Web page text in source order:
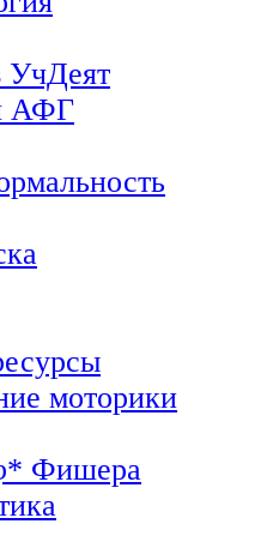
УчДеят
АФГ
моторики
Фишера